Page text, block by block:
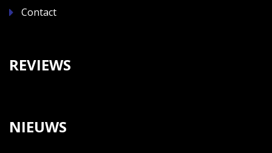
Contact
REVIEWS
NIEUWS